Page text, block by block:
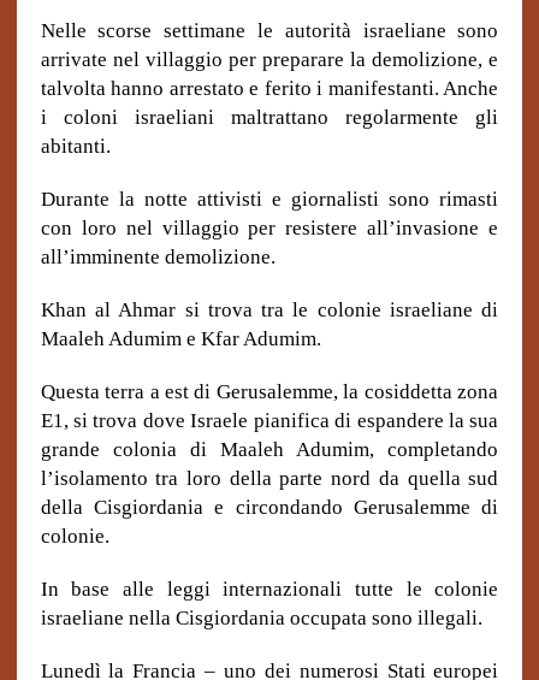
Nelle scorse settimane le autorità israeliane sono
arrivate nel villaggio per preparare la demolizione, e
talvolta hanno arrestato e ferito i manifestanti. Anche
i coloni israeliani maltrattano regolarmente gli
abitanti.
Durante la notte attivisti e giornalisti sono rimasti
con loro nel villaggio per resistere all’invasione e
all’imminente demolizione.
Khan al Ahmar si trova tra le colonie israeliane di
Maaleh Adumim e Kfar Adumim.
Questa terra a est di Gerusalemme, la cosiddetta zona
E1, si trova dove Israele pianifica di espandere la sua
grande colonia di Maaleh Adumim, completando
l’isolamento tra loro della parte nord da quella sud
della Cisgiordania e circondando Gerusalemme di
colonie.
In base alle leggi internazionali tutte le colonie
israeliane nella Cisgiordania occupata sono illegali.
Lunedì la Francia – uno dei numerosi Stati europei